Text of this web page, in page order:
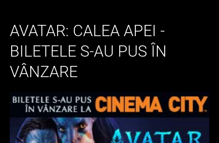
AVATAR: CALEA APEI -
BILETELE S-AU PUS ÎN
VÂNZARE